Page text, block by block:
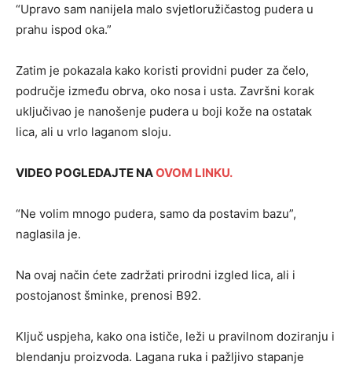
“Upravo sam nanijela malo svjetloružičastog pudera u
prahu ispod oka.”
Zatim je pokazala kako koristi providni puder za čelo,
područje između obrva, oko nosa i usta. Završni korak
uključivao je nanošenje pudera u boji kože na ostatak
lica, ali u vrlo laganom sloju.
VIDEO POGLEDAJTE NAOVOM LINKU.
“Ne volim mnogo pudera, samo da postavim bazu”,
naglasila je.
Na ovaj način ćete zadržati prirodni izgled lica, ali i
postojanost šminke, prenosi B92.
Ključ uspjeha, kako ona ističe, leži u pravilnom doziranju i
blendanju proizvoda. Lagana ruka i pažljivo stapanje